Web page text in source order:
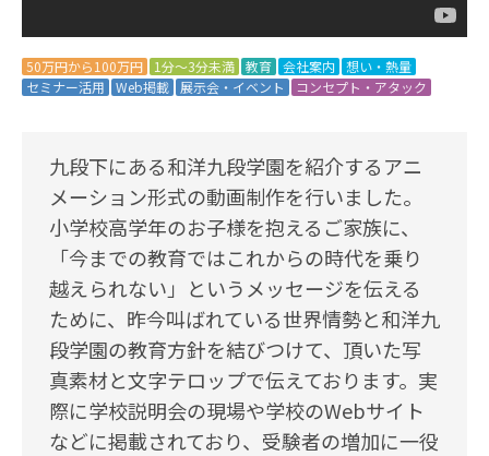
50万円から100万円 1分～3分未満 教育 会社案内 想い・熱量
セミナー活用
Web掲載 展示会・イベント コンセプト・アタック
九段下にある和洋九段学園を紹介するアニ
メーション形式の動画制作を行いました。
小学校高学年のお子様を抱えるご家族に、
「今までの教育ではこれからの時代を乗り
越えられない」というメッセージを伝える
ために、昨今叫ばれている世界情勢と和洋九
段学園の教育方針を結びつけて、頂いた写
真素材と文字テロップで伝えております。実
際に学校説明会の現場や学校のWebサイト
などに掲載されており、受験者の増加に一役